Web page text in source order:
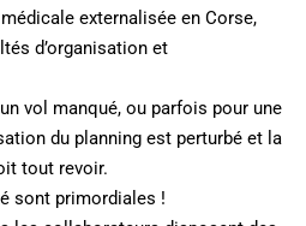
externalisée en Corse,
d’organisation et
vol manqué, ou parfois pour une
du planning est perturbé et la
tout revoir.
sont primordiales !